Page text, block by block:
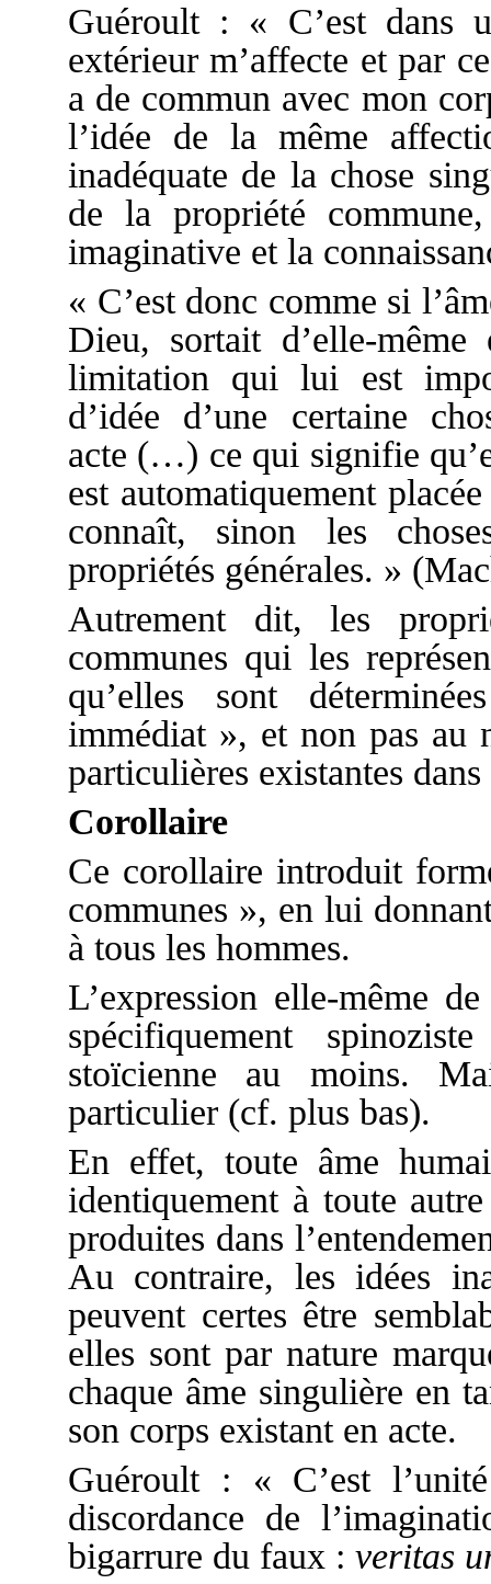
Guéroult : « C’est dans
extérieur m’affecte et par
a de commun avec mon
l’idée de la même
inadéquate de la chose
de la propriété
imaginative et la
« C’est donc comme si
Dieu, sortait d’elle-
limitation qui lui est
d’idée d’une certaine
acte (…) ce qui signifie
est automatiquement
connaît, sinon les
propriétés générales. »
Autrement dit, les
communes qui les
qu’elles sont
immédiat », et non pas au
particulières existantes
Corollaire
Ce corollaire introduit
communes », en lui
à tous les hommes.
L’expression elle-même
spécifiquement
stoïcienne au moins.
particulier (cf. plus bas).
En effet, toute âme
identiquement à toute
produites dans
Au contraire, les idées
peuvent certes être
elles sont par nature
chaque âme singulière en
son corps existant en acte.
Guéroult : « C’est
discordance de
bigarrure du faux : veritas